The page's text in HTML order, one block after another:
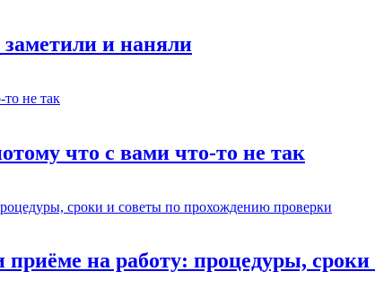
и наняли
что с вами что-то не так
приёме на работу: процедуры,